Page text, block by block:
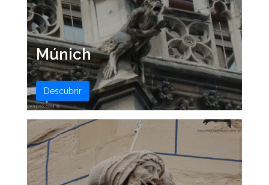
Múnich
Descubrir